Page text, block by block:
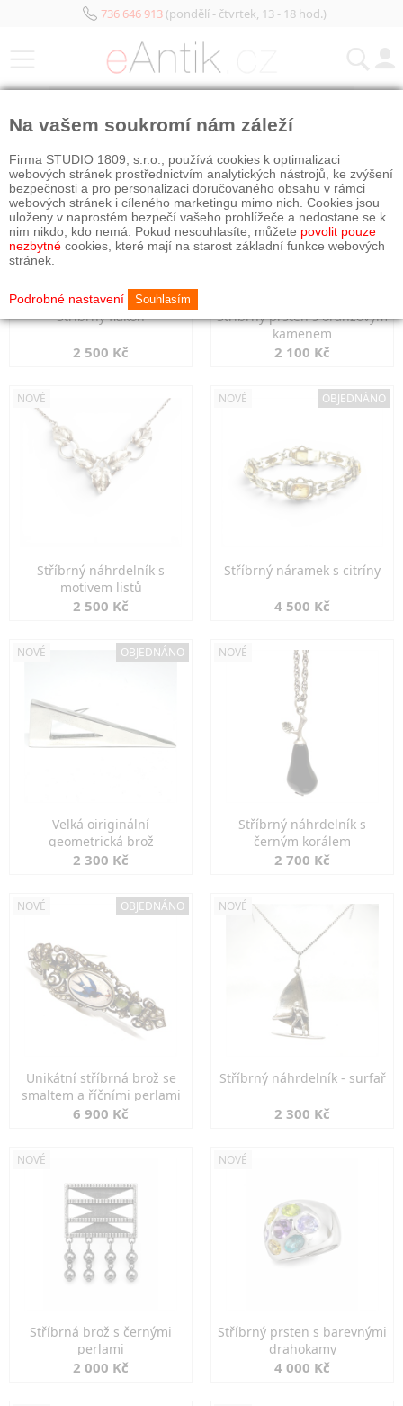
736 646 913(pondělí - čtvrtek, 13 - 18 hod.)
Stříbrný flakon
2 500 Kč
Stříbrný prsten s oranžovým
kamenem
2 100 Kč
NOVÉ
Stříbrný náhrdelník s
motivem listů
2 500 Kč
NOVÉ OBJEDNÁNO
Stříbrný náramek s citríny
4 500 Kč
NOVÉ OBJEDNÁNO
Velká oiriginální
geometrická brož
2 300 Kč
NOVÉ
Stříbrný náhrdelník s
černým korálem
2 700 Kč
NOVÉ OBJEDNÁNO
Unikátní stříbrná brož se
smaltem a říčními perlami
6 900 Kč
NOVÉ
Stříbrný náhrdelník - surfař
2 300 Kč
NOVÉ
Stříbrná brož s černými
perlami
2 000 Kč
NOVÉ
Stříbrný prsten s barevnými
drahokamy
4 000 Kč
Na vašem soukromí nám záleží
Firma STUDIO 1809, s.r.o., používá cookies k optimalizaci
webových stránek prostřednictvím analytických nástrojů, ke zvýšení
bezpečnosti a pro personalizaci doručovaného obsahu v rámci
webových stránek i cíleného marketingu mimo nich. Cookies jsou
uloženy v naprostém bezpečí vašeho prohlížeče a nedostane se k
nim nikdo, kdo nemá. Pokud nesouhlasíte, můžete povolit pouze
nezbytné cookies, které mají na starost základní funkce webových
stránek.
Podrobné nastavení Souhlasím